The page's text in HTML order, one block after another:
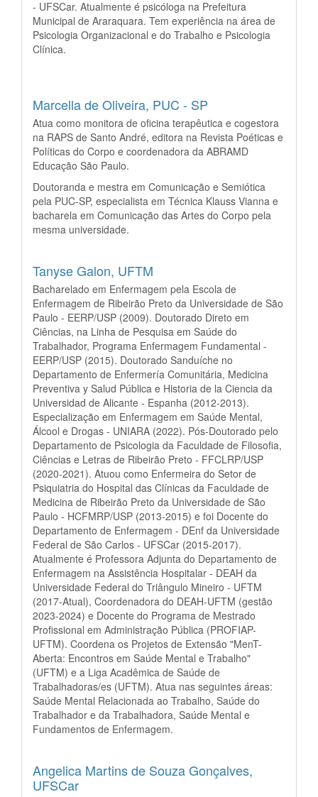
- UFSCar. Atualmente é psicóloga na Prefeitura
Municipal de Araraquara. Tem experiência na área de
Psicologia Organizacional e do Trabalho e Psicologia
Clínica.
Marcella de Oliveira, PUC - SP
Atua como monitora de oficina terapêutica e cogestora
na RAPS de Santo André, editora na Revista Poéticas e
Políticas do Corpo e coordenadora da ABRAMD
Educação São Paulo.
Doutoranda e mestra em Comunicação e Semiótica
pela PUC-SP, especialista em Técnica Klauss Vianna e
bacharela em Comunicação das Artes do Corpo pela
mesma universidade.
Tanyse Galon, UFTM
Bacharelado em Enfermagem pela Escola de
Enfermagem de Ribeirão Preto da Universidade de São
Paulo - EERP/USP (2009). Doutorado Direto em
Ciências, na Linha de Pesquisa em Saúde do
Trabalhador, Programa Enfermagem Fundamental -
EERP/USP (2015). Doutorado Sanduíche no
Departamento de Enfermería Comunitária, Medicina
Preventiva y Salud Pública e Historia de la Ciencia da
Universidad de Alicante - Espanha (2012-2013).
Especialização em Enfermagem em Saúde Mental,
Álcool e Drogas - UNIARA (2022). Pós-Doutorado pelo
Departamento de Psicologia da Faculdade de Filosofia,
Ciências e Letras de Ribeirão Preto - FFCLRP/USP
(2020-2021). Atuou como Enfermeira do Setor de
Psiquiatria do Hospital das Clínicas da Faculdade de
Medicina de Ribeirão Preto da Universidade de São
Paulo - HCFMRP/USP (2013-2015) e foi Docente do
Departamento de Enfermagem - DEnf da Universidade
Federal de São Carlos - UFSCar (2015-2017).
Atualmente é Professora Adjunta do Departamento de
Enfermagem na Assistência Hospitalar - DEAH da
Universidade Federal do Triângulo Mineiro - UFTM
(2017-Atual), Coordenadora do DEAH-UFTM (gestão
2023-2024) e Docente do Programa de Mestrado
Profissional em Administração Pública (PROFIAP-
UFTM). Coordena os Projetos de Extensão "MenT-
Aberta: Encontros em Saúde Mental e Trabalho"
(UFTM) e a Liga Acadêmica de Saúde de
Trabalhadoras/es (UFTM). Atua nas seguintes áreas:
Saúde Mental Relacionada ao Trabalho, Saúde do
Trabalhador e da Trabalhadora, Saúde Mental e
Fundamentos de Enfermagem.
Angelica Martins de Souza Gonçalves,
UFSCar